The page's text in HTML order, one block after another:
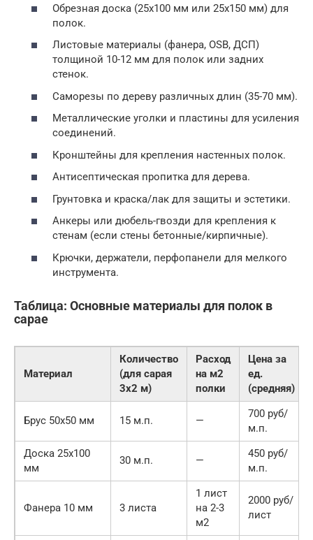
Обрезная доска (25х100 мм или 25х150 мм) для
полок.
Листовые материалы (фанера, OSB, ДСП)
толщиной 10-12 мм для полок или задних
стенок.
Саморезы по дереву различных длин (35-70 мм).
Металлические уголки и пластины для усиления
соединений.
Кронштейны для крепления настенных полок.
Антисептическая пропитка для дерева.
Грунтовка и краска/лак для защиты и эстетики.
Анкеры или дюбель-гвозди для крепления к
стенам (если стены бетонные/кирпичные).
Крючки, держатели, перфопанели для мелкого
инструмента.
Таблица: Основные материалы для полок в
сарае
Материал
Количество
(для сарая
3х2 м)
Расход
на м2
полки
Цена за
ед.
(средняя)
Брус 50х50 мм 15 м.п. —
700 руб/
м.п.
Доска 25х100
мм
30 м.п. —
450 руб/
м.п.
Фанера 10 мм 3 листа
1 лист
на 2-3
м2
2000 руб/
лист